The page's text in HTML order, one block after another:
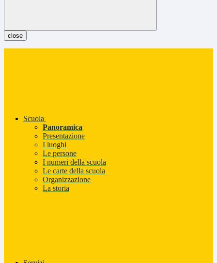
close
Scuola
Panoramica
Presentazione
I luoghi
Le persone
I numeri della scuola
Le carte della scuola
Organizzazione
La storia